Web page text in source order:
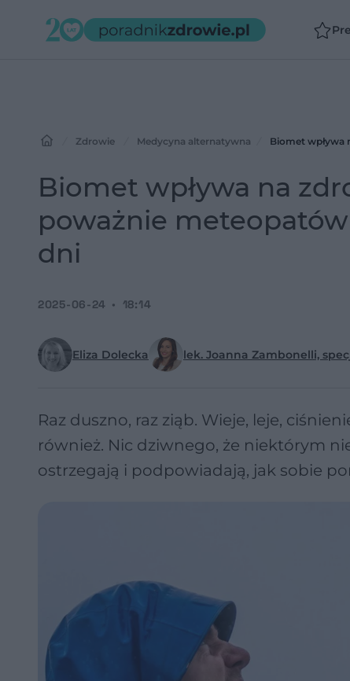
Zdrowie Medycyna alternatywna
Biomet wpływa na
poważnie
dni
Eliza Dolecka lek. Joanna Zambonelli,
2025-06-24 18:14
Raz duszno, raz ziąb. Wieje, leje,
również. Nic dziwnego, że niektórym
ostrzegają i podpowiadają, jak sobie